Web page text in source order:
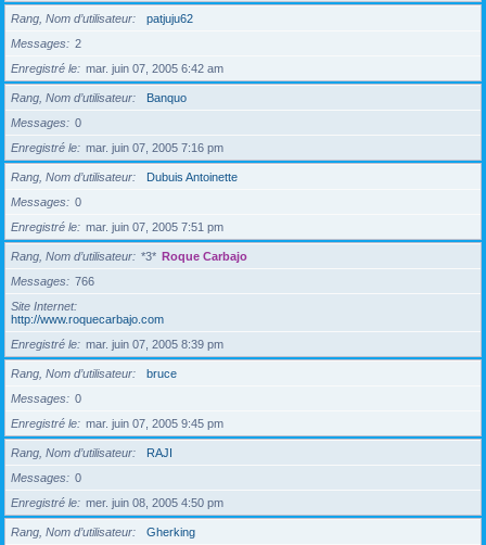
Rang, Nom d’utilisateur
patjuju62
Messages
2
Enregistré le
mar. juin 07, 2005 6:42 am
Rang, Nom d’utilisateur
Banquo
Messages
0
Enregistré le
mar. juin 07, 2005 7:16 pm
Rang, Nom d’utilisateur
Dubuis Antoinette
Messages
0
Enregistré le
mar. juin 07, 2005 7:51 pm
Rang, Nom d’utilisateur *3* Roque Carbajo
Messages
766
Site Internet
http://www.roquecarbajo.com
Enregistré le
mar. juin 07, 2005 8:39 pm
Rang, Nom d’utilisateur
bruce
Messages
0
Enregistré le
mar. juin 07, 2005 9:45 pm
Rang, Nom d’utilisateur
RAJI
Messages
0
Enregistré le
mer. juin 08, 2005 4:50 pm
Rang, Nom d’utilisateur
Gherking